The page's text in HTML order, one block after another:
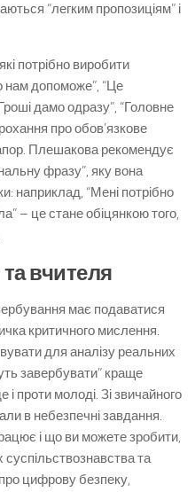
“легким пропозиціям” і
потрібно виробити
нам допоможе”, “Це
дамо одразу”, “Головне
про обов’язкове
Плешакова рекомендує
фразу”, яку вона
наприклад, “Мені потрібно
– це стане обіцянкою того,
вчителя
має подаватися
критичного мислення.
для аналізу реальних
завербувати” краще
і проти молоді. Зі звичайного
в небезпечні завдання.
і що ви можете зробити,
та
цифрову безпеку,